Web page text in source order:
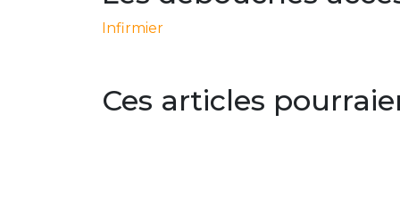
Infirmier
Ces articles